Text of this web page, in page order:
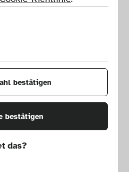
bestätigen
bestätigen
das?
Robotic